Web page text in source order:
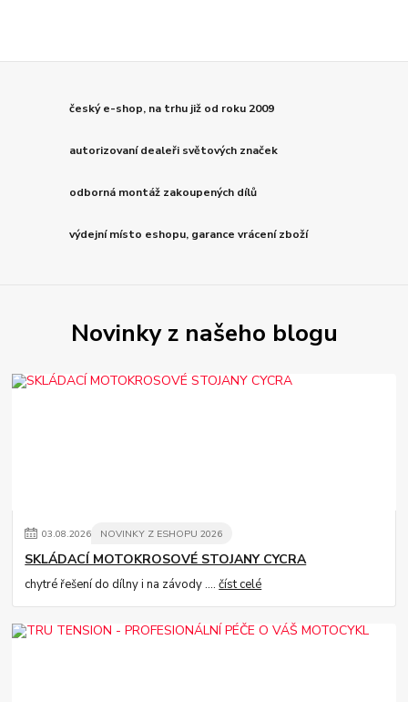
český e-shop, na trhu již od roku 2009
autorizovaní dealeři světových značek
odborná montáž zakoupených dílů
výdejní místo eshopu, garance vrácení zboží
Novinky z našeho blogu
03.08.2026 NOVINKY Z ESHOPU 2026
SKLÁDACÍ MOTOKROSOVÉ STOJANY CYCRA
chytré řešení do dílny i na závody ....číst celé